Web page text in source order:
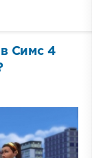
Симс 4